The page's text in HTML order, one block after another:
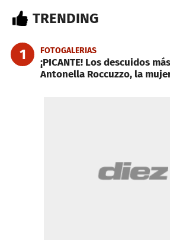
TRENDING
1 FOTOGALERIAS
¡PICANTE! Los descuidos
Antonella Roccuzzo, la